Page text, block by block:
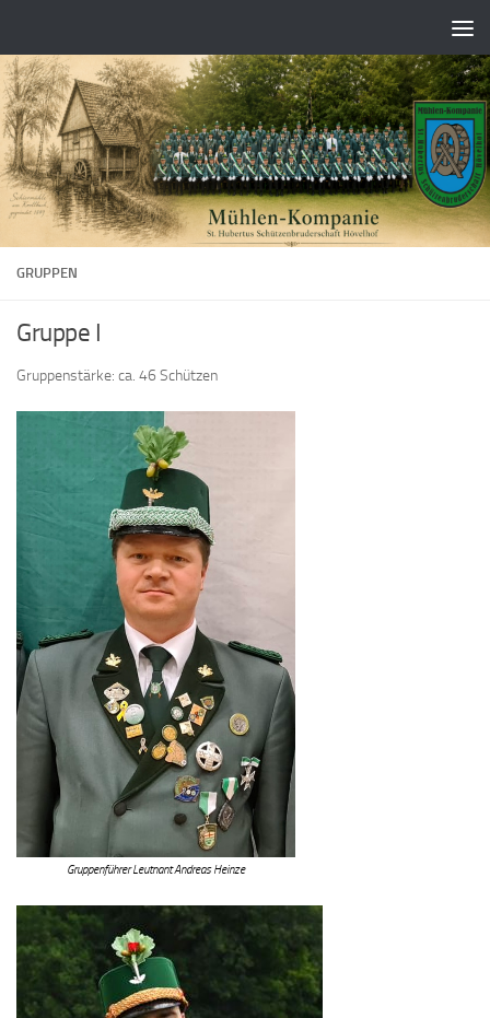
GRUPPEN
Gruppe I
Gruppenstärke: ca. 46 Schützen
Gruppenführer Leutnant Andreas Heinze